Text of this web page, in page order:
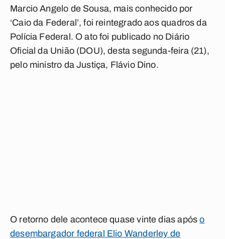
Marcio Angelo de Sousa, mais conhecido por
‘Caio da Federal’, foi reintegrado aos quadros da
Polícia Federal. O ato foi publicado no Diário
Oficial da União (DOU), desta segunda-feira (21),
pelo ministro da Justiça, Flávio Dino.
O retorno dele acontece quase vinte dias apóso
desembargador federal Elio Wanderley de